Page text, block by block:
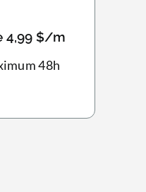
4,99 $/m
48h